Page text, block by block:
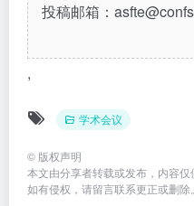
投稿邮箱：
,
学术会议
© 版权声明
本文由分享者转载或发布，内容仅
如有侵权，请留言联系更正或删除。